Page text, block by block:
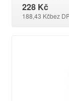
228 Kč
188,43 Kčbez